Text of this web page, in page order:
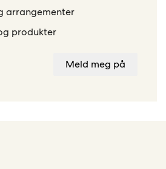
arrangementer
produkter
Meld meg på